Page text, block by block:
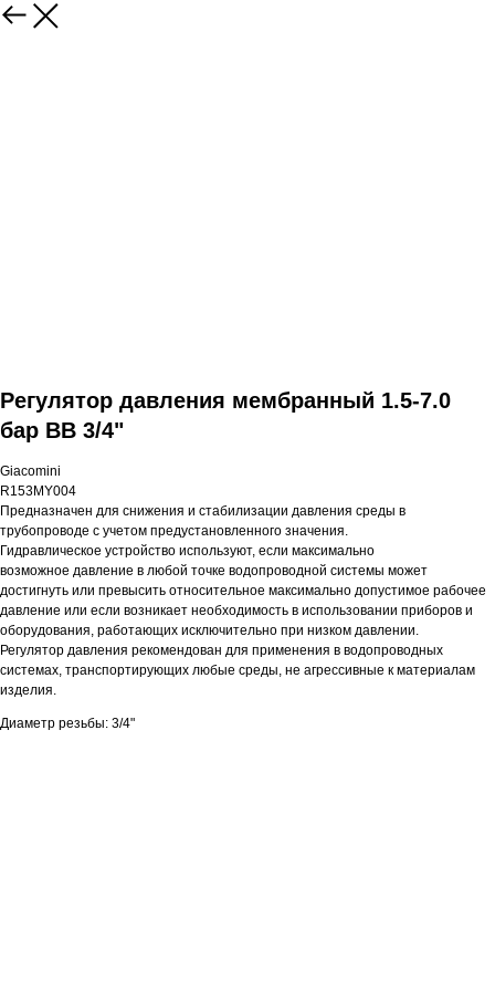
Регулятор давления мембранный 1.5-7.0
бар ВВ 3/4"
Giacomini
R153MY004
Предназначен для снижения и стабилизации давления среды в
трубопроводе с учетом предустановленного значения.
Гидравлическое устройство используют, если максимально
возможное давление в любой точке водопроводной системы может
достигнуть или превысить относительное максимально допустимое рабочее
давление или если возникает необходимость в использовании приборов и
оборудования, работающих исключительно при низком давлении.
Регулятор давления рекомендован для применения в водопроводных
системах, транспортирующих любые среды, не агрессивные к материалам
изделия.
Диаметр резьбы: 3/4"